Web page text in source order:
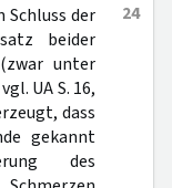
24
Schluss der
beider
unter
UA S. 16,
dass
gekannt
des